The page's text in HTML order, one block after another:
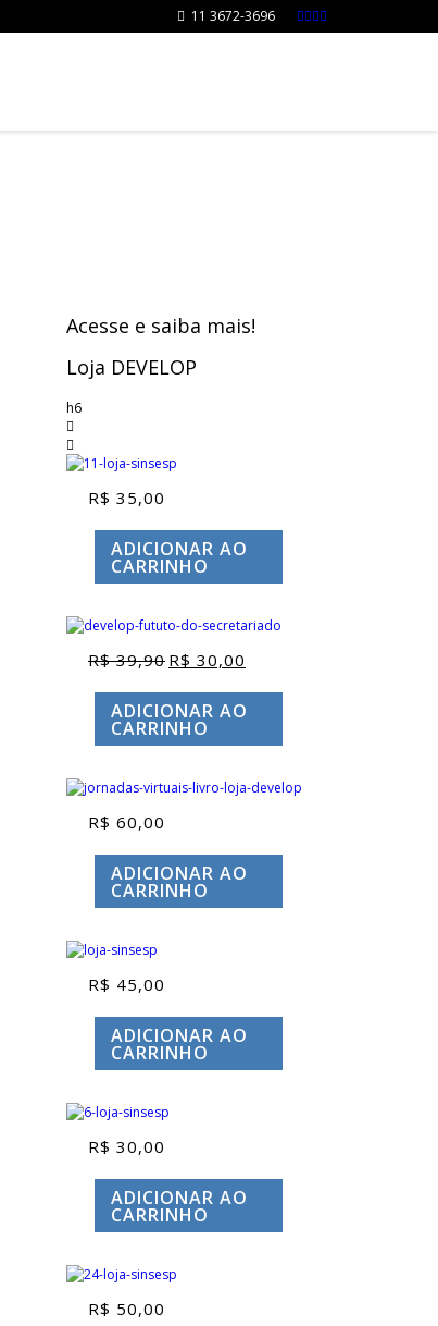
11 3672-3696
Acesse e saiba mais!
Loja DEVELOP
h6
R$ 35,00
ADICIONAR AO
CARRINHO
R$39,90 O
original
era:
R$ 39,90.
R$ 30,00
atual
é:
ADICIONAR AO
CARRINHO
R$ 60,00
ADICIONAR AO
CARRINHO
R$ 45,00
ADICIONAR AO
CARRINHO
R$ 30,00
ADICIONAR AO
CARRINHO
R$ 50,00